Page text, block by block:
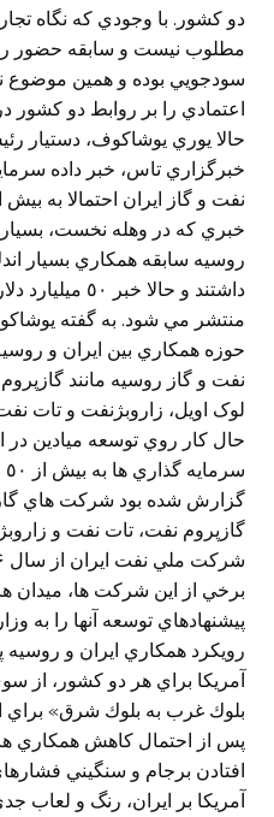
دو كشور. با وجودي كه نگاه
مطلوب نيست و سابقه حضور
سودجويي بوده و همين موضوع
اعتمادي را بر روابط دو كشور
حالا يوري يوشاکوف، دستيار
خبرگزاري تاس، خبر داده
خبري كه در وهله نخست،
روسيه سابقه همكاري بسيار
داشتند و حالا
منتشر مي شود. به گفته
حوزه همکاري بين ايران و
نفت و گاز روسيه مانند
لوک اويل، زاروبژنفت و تات
حال کار روي توسعه ميادين در
گزارش شده بود شرکت هاي
گازپروم نفت، تات نفت و
برخي از اين شرکت ها، ميدان
پيشنهادهاي توسعه آنها را به
رويكرد همكاري ايران و
آمريكا براي هر دو كشور، از
بلوك غرب به بلوك شرق» براي
پس از احتمال كاهش همكاري
افتادن برجام و سنگيني
آمريكا بر ايران، رنگ و لعاب